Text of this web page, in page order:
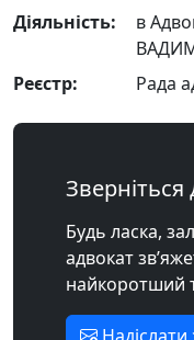
Діяльність:
в
Реєстр:
Рада
Будь ласка,
адвокат
найкоротший